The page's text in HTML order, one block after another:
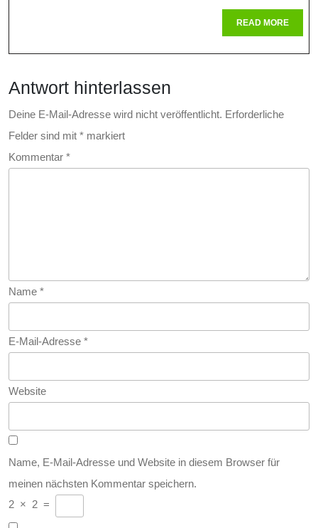
Im
Umgang
READ MOREREAD
MORE
Antwort hinterlassen
Deine E-Mail-Adresse wird nicht veröffentlicht. Erforderliche
Felder sind mit * markiert
Kommentar *
Name *
E-Mail-Adresse *
Website
Name, E-Mail-Adresse und Website in diesem Browser für
meinen nächsten Kommentar speichern.
2 × 2 =